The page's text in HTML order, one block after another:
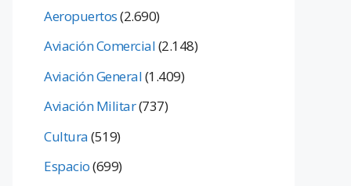
Aeropuertos(2.690)
Aviación Comercial(2.148)
Aviación General(1.409)
Aviación Militar(737)
Cultura(519)
Espacio(699)